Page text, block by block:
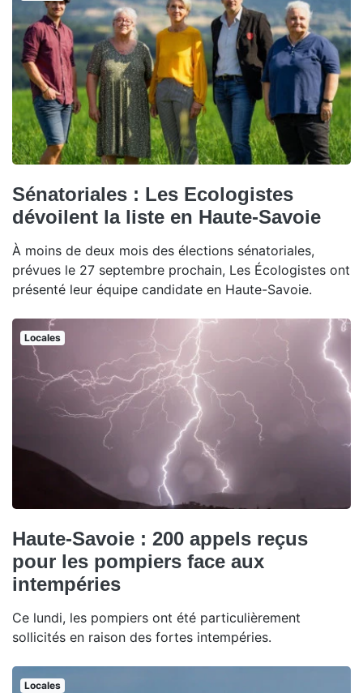
Sénatoriales : Les Ecologistes
dévoilent la liste en Haute-Savoie
À moins de deux mois des élections sénatoriales,
prévues le 27 septembre prochain, Les Écologistes ont
présenté leur équipe candidate en Haute-Savoie.
Locales
Haute-Savoie : 200 appels reçus
pour les pompiers face aux
intempéries
Ce lundi, les pompiers ont été particulièrement
sollicités en raison des fortes intempéries.
Locales